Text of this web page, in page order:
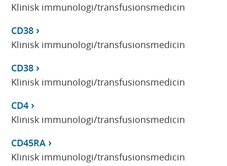
Klinisk immunologi/transfusionsmedicin
CD38
Klinisk immunologi/transfusionsmedicin
CD38
Klinisk immunologi/transfusionsmedicin
CD4
Klinisk immunologi/transfusionsmedicin
CD45RA
Klinisk immunologi/transfusionsmedicin